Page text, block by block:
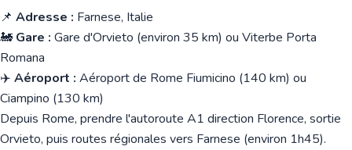
📌 Adresse : Farnese, Italie
🚂 Gare : Gare d'Orvieto (environ 35 km) ou Viterbe Porta
Romana
✈️ Aéroport : Aéroport de Rome Fiumicino (140 km) ou
Ciampino (130 km)
Depuis Rome, prendre l'autoroute A1 direction Florence, sortie
Orvieto, puis routes régionales vers Farnese (environ 1h45).